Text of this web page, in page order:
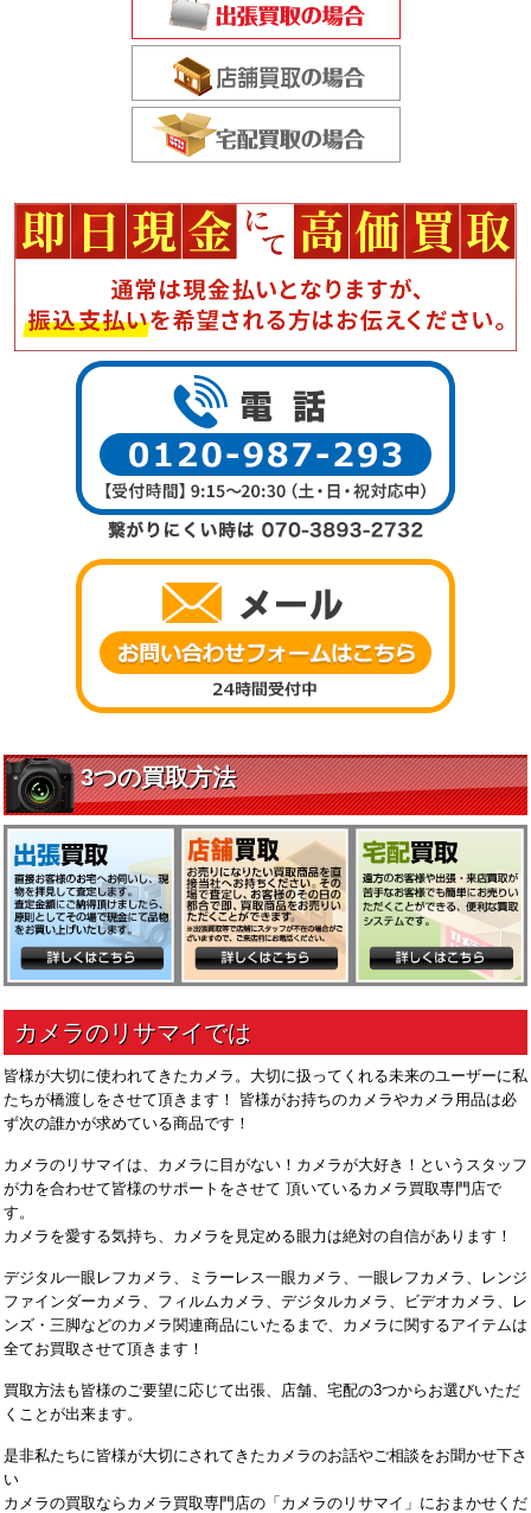
皆様が大切に使われてきたカメラ。大切に扱ってくれる未来のユーザーに私
たちが橋渡しをさせて頂きます！ 皆様がお持ちのカメラやカメラ用品は必
ず次の誰かが求めている商品です！
カメラのリサマイは、カメラに目がない！カメラが大好き！というスタッフ
が力を合わせて皆様のサポートをさせて 頂いているカメラ買取専門店で
す。
カメラを愛する気持ち、カメラを見定める眼力は絶対の自信があります！
デジタル一眼レフカメラ、ミラーレス一眼カメラ、一眼レフカメラ、レンジ
ファインダーカメラ、フィルムカメラ、デジタルカメラ、ビデオカメラ、レ
ンズ・三脚などのカメラ関連商品にいたるまで、カメラに関するアイテムは
全てお買取させて頂きます！
買取方法も皆様のご要望に応じて出張、店舗、宅配の3つからお選びいただ
くことが出来ます。
是非私たちに皆様が大切にされてきたカメラのお話やご相談をお聞かせ下さ
い
カメラの買取ならカメラ買取専門店の「カメラのリサマイ」におまかせくだ